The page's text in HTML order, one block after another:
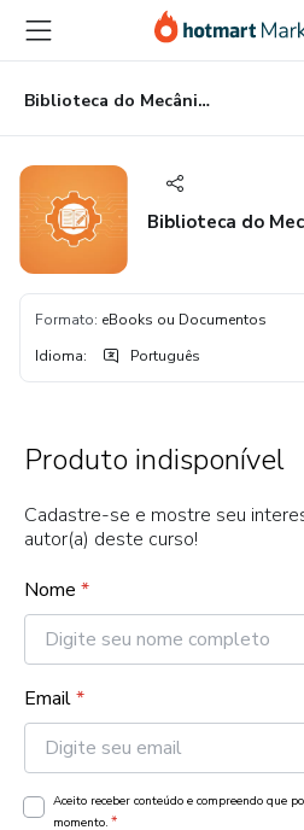
para
conteúdo
principal
para
pagamento
para
rodapé
Biblioteca do Mecânico DAF
Biblioteca do
Formato: eBooks ou Documentos
Idioma: Português
Produto indisponível
Cadastre-se e mostre seu
autor(a) deste curso!
Nome *
Email*
Aceito receber conteúdo e compreendo que
momento. *